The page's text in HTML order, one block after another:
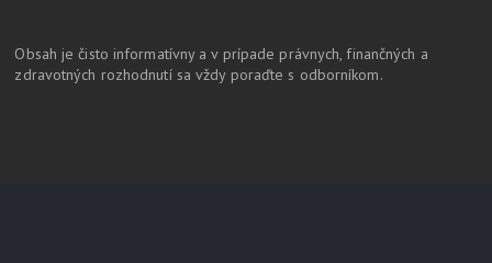
Obsah je čisto informatívny a v prípade právnych, finančných a
zdravotných rozhodnutí sa vždy poraďte s odborníkom.